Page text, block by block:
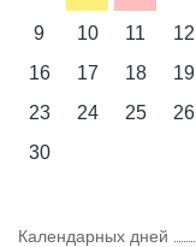
9
10 11 12
16
17 18 19
23
24 25 26
30
Календарных дней